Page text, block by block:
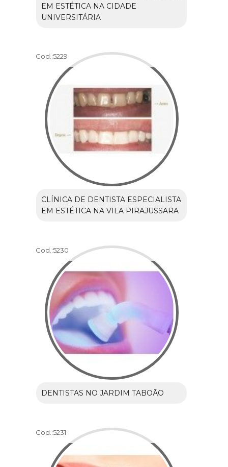
EM ESTÉTICA NA CIDADE
UNIVERSITÁRIA
Cod.:5229
CLÍNICA DE DENTISTA ESPECIALISTA
EM ESTÉTICA NA VILA PIRAJUSSARA
Cod.:5230
DENTISTAS NO JARDIM TABOÃO
Cod.:5231